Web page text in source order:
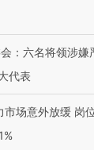
｜被称为“蟑螂”的印
代 用街头抗争将教
长拱下台
：六名将领涉嫌
代表
市场意外放缓 岗